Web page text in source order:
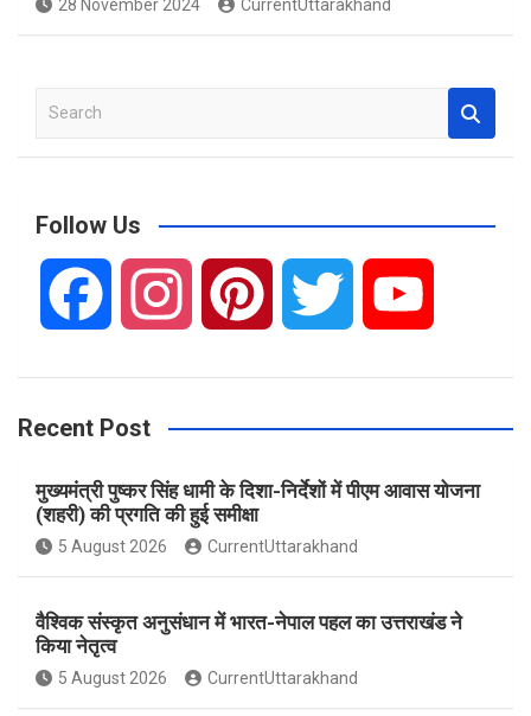
28 November 2024 CurrentUttarakhand
a
c
Follow Us
c
e
b
o
s
t
a
n
e
i
t
u
u
Recent Post
मुख्यमंत्री पुष्कर सिंह धामी के दिशा-निर्देशों में पीएम आवास योजना
(शहरी) की प्रगति की हुई समीक्षा
5 August 2026 CurrentUttarakhand
वैश्विक संस्कृत अनुसंधान में भारत-नेपाल पहल का उत्तराखंड ने
किया नेतृत्व
5 August 2026 CurrentUttarakhand